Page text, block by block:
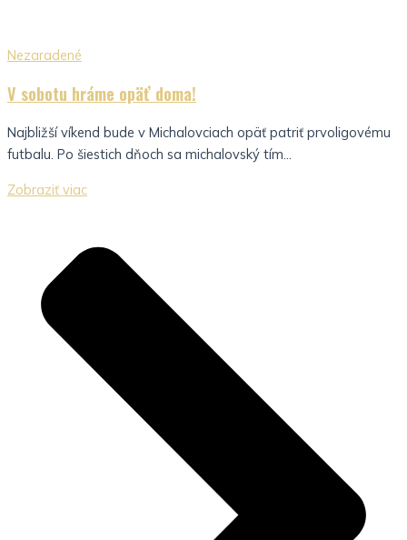
Nezaradené
V sobotu hráme opäť doma!
Najbližší víkend bude v Michalovciach opäť patriť prvoligovému
futbalu. Po šiestich dňoch sa michalovský tím...
Zobraziť viac